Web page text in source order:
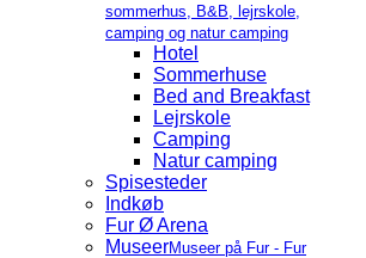
sommerhus, B&B, lejrskole,
camping og natur camping
Hotel
Sommerhuse
Bed and Breakfast
Lejrskole
Camping
Natur camping
Spisesteder
Indkøb
Fur Ø Arena
MuseerMuseer på Fur - Fur